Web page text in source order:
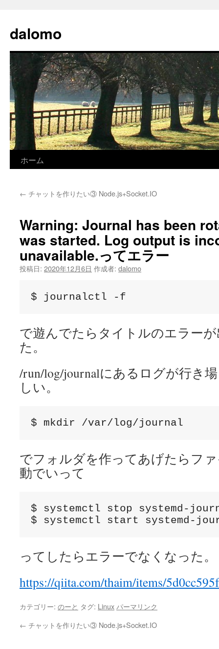
テ
ン
ス
キ
ッ
プ
dalomo
ホーム
← チャットを作りたい③ Node.js+Socket.IO
Warning: Journal has been
was started. Log output is
unavailable.ってエラー
投稿日: 2020年12月6日 作成者: dalomo
$ journalctl -f
で遊んでたらタイトルのエラー
た。
/run/log/journalにあるログが行き
しい。
$ mkdir /var/log/journal
でフォルダを作ってあげたらフ
動でいって
$ systemctl stop systemd-
$ systemctl start systemd-
ってしたらエラーでなくなった。
https://qiita.com/thaim/items/
カテゴリー: のーと タグ: Linux パーマリンク
← チャットを作りたい③ Node.js+Socket.IO